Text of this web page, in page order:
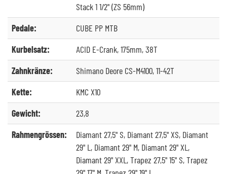
Stack 1 1/2" (ZS 56mm)
Pedale:
CUBE PP MTB
Kurbelsatz:
ACID E-Crank, 175mm, 38T
Zahnkränze:
Shimano Deore CS-M4100, 11-42T
Kette:
KMC X10
Gewicht:
23,8
Rahmengrössen:
Diamant 27,5" S, Diamant 27,5" XS, Diamant
29" L, Diamant 29" M, Diamant 29" XL,
Diamant 29" XXL, Trapez 27,5" 15" S, Trapez